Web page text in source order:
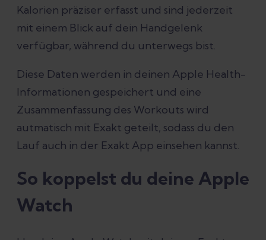
Kalorien präziser erfasst und sind jederzeit
mit einem Blick auf dein Handgelenk
verfügbar, während du unterwegs bist.
Diese Daten werden in deinen Apple Health-
Informationen gespeichert und eine
Zusammenfassung des Workouts wird
autmatisch mit Exakt geteilt, sodass du den
Lauf auch in der Exakt App einsehen kannst.
So koppelst du deine Apple
Watch